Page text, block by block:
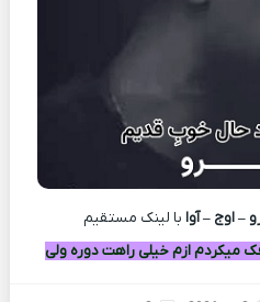
– اوج – آوا با لينک مستقيم
میکردم ازم خیلی راهت دوره ولی